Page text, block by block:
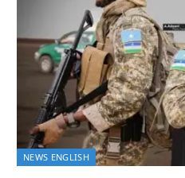
NEWS ENGLISH